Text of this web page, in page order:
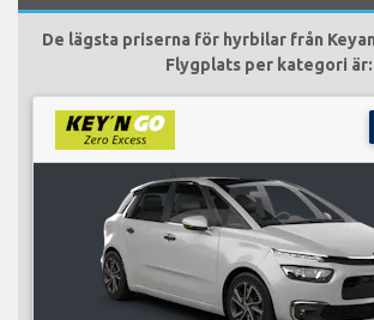
De lägsta priserna för hyrbilar från
Flygplats per kategori är: